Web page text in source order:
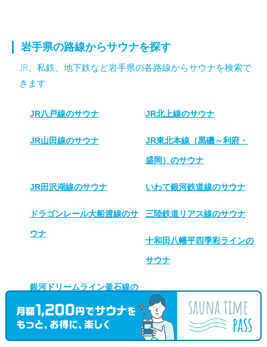
岩手県の路線からサウナを探す
JR、私鉄、地下鉄など岩手県の各路線からサウナを検索で
きます
JR八戸線のサウナ JR北上線のサウナ
JR山田線のサウナ JR東北本線（黒磯～利府・
盛岡）のサウナ
JR田沢湖線のサウナ いわて銀河鉄道線のサウナ
ドラゴンレール大船渡線のサ
ウナ
三陸鉄道リアス線のサウナ
十和田八幡平四季彩ラインの
サウナ
銀河ドリームライン釜石線の
サウナ